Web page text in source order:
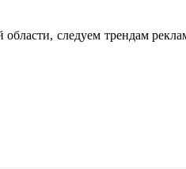
области, следуем трендам